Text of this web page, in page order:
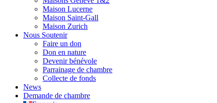
Maison Lucerne
Maison Saint-Gall
Maison Zurich
Nous Soutenir
Faire un don
Don en nature
Devenir bénévole
Parrainage de chambre
Collecte de fonds
News
Demande de chambre